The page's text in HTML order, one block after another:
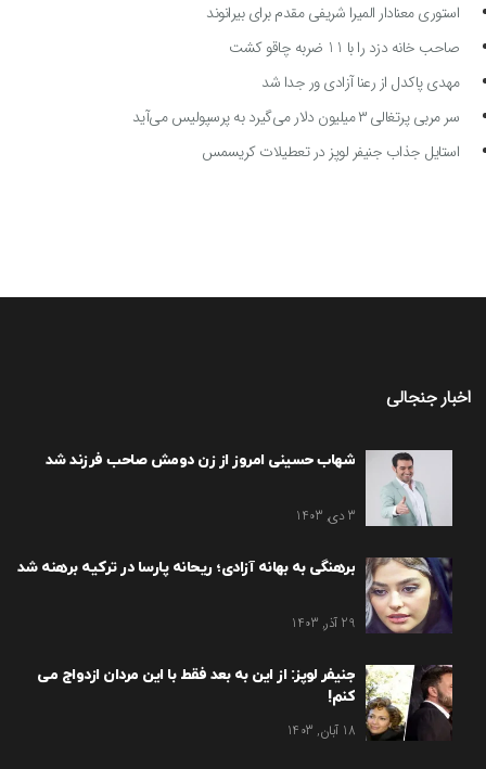
استوری معنادار المیرا شریفی مقدم برای بیرانوند
صاحب خانه دزد را با 11 ضربه چاقو کشت
مهدی پاکدل از رعنا آزادی ور جدا شد
سر مربی پرتغالی ۳ میلیون دلار می‌گیرد به پرسپولیس می‌آید
استایل جذاب جنیفر لوپز در تعطیلات کریسمس
اخبار جنجالی
شهاب حسینی امروز از زن دومش صاحب فرزند شد
3 دی, 1403
برهنگی به بهانه آزادی؛ ریحانه پارسا در ترکیه برهنه شد
29 آذر, 1403
جنیفر لوپز: از این به بعد فقط با این مردان ازدواج می
کنم!
18 آبان, 1403